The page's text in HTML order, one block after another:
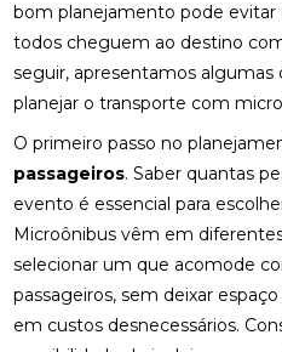
bom planejamento pode
todos cheguem ao destino
seguir, apresentamos algumas
planejar o transporte com
O primeiro passo no
passageiros. Saber quantas
evento é essencial para
Microônibus vêm em
selecionar um que acomode
passageiros, sem deixar
em custos desnecessários.